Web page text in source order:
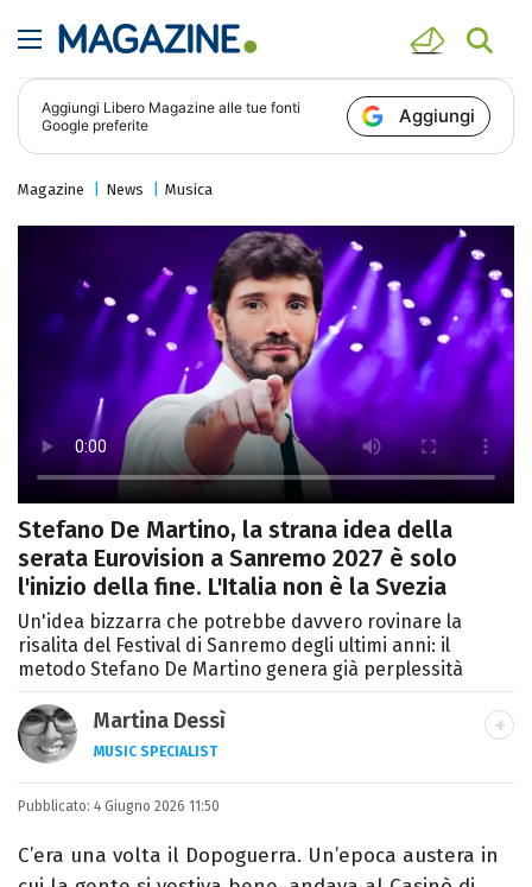
Aggiungi Libero Magazine alle tue fonti
Google preferite
Aggiungi
Magazine News Musica
Stefano De Martino, la strana idea della
serata Eurovision a Sanremo 2027 è solo
l'inizio della fine. L'Italia non è la Svezia
Un'idea bizzarra che potrebbe davvero rovinare la
risalita del Festival di Sanremo degli ultimi anni: il
metodo Stefano De Martino genera già perplessità
Martina Dessì
MUSIC SPECIALIST
Ascolto, scrivo, a volte recensisco, smonto
classifiche: la musica è il mio primo amore.
Pubblicato: 4 Giugno 2026 11:50
C’era una volta il Dopoguerra. Un’epoca austera in